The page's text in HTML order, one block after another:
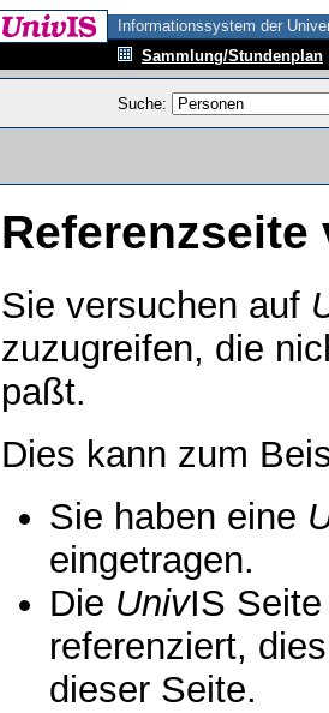
Informationssystem der
Sammlung/Stundenplan
Suche:
Referenzseite
Sie versuchen auf
zuzugreifen, die
paßt.
Dies kann zum
Sie haben eine
eingetragen.
Die UnivIS
referenziert,
dieser Seite.